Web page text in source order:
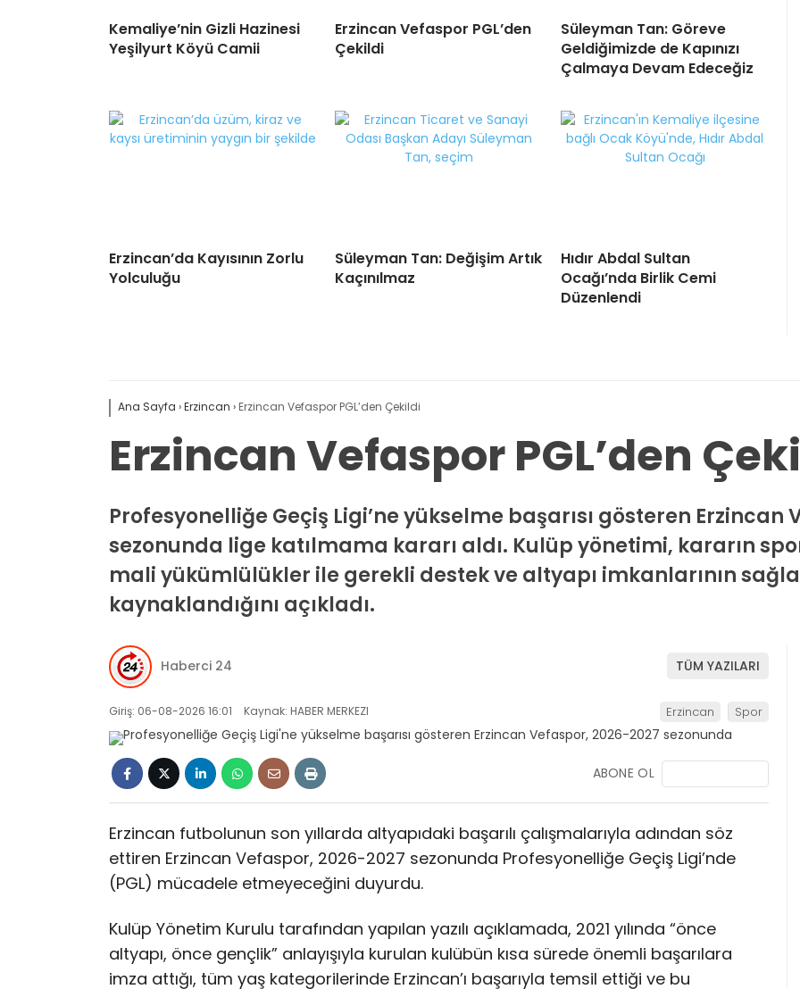
Kemaliye’nin Gizli Hazinesi
Yeşilyurt Köyü Camii
Erzincan Vefaspor PGL’den
Çekildi
Süleyman Tan: Göreve
Geldiğimizde de Kapınızı
Çalmaya Devam Edeceğiz
Erzincan’da Kayısının Zorlu
Yolculuğu
Süleyman Tan: Değişim Artık
Kaçınılmaz
Hıdır Abdal Sultan
Ocağı’nda Birlik Cemi
Düzenlendi
Ana Sayfa ›Erzincan › Erzincan Vefaspor PGL’den Çekildi
Erzincan Vefaspor PGL’den
Profesyonelliğe Geçiş Ligi’ne yükselme başarısı gösteren Erzincan
sezonunda lige katılmama kararı aldı. Kulüp yönetimi, kararın
mali yükümlülükler ile gerekli destek ve altyapı imkanlarının
kaynaklandığını açıkladı.
Haberci 24 TÜM YAZILARI
Giriş: 06-08-2026 16:01 Kaynak: HABER MERKEZI Erzincan Spor
ABONE OL
Erzincan futbolunun son yıllarda altyapıdaki başarılı çalışmalarıyla adından söz
ettiren Erzincan Vefaspor, 2026-2027 sezonunda Profesyonelliğe Geçiş Ligi’nde
(PGL) mücadele etmeyeceğini duyurdu.
Kulüp Yönetim Kurulu tarafından yapılan yazılı açıklamada, 2021 yılında “önce
altyapı, önce gençlik” anlayışıyla kurulan kulübün kısa sürede önemli başarılara
imza attığı, tüm yaş kategorilerinde Erzincan’ı başarıyla temsil ettiği ve bu